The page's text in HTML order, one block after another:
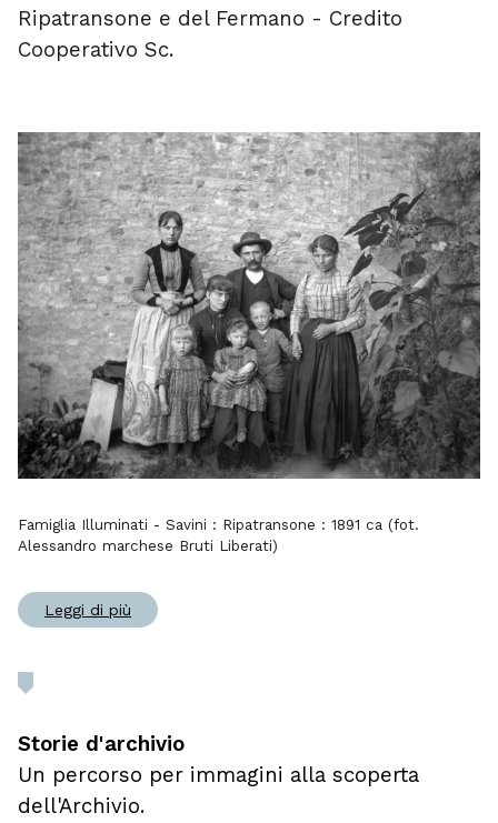
Ripatransone e del Fermano - Credito
Cooperativo Sc.
Famiglia Illuminati - Savini : Ripatransone : 1891 ca (fot.
Alessandro marchese Bruti Liberati)
Leggi di più
Storie d'archivio
Un percorso per immagini alla scoperta
dell'Archivio.